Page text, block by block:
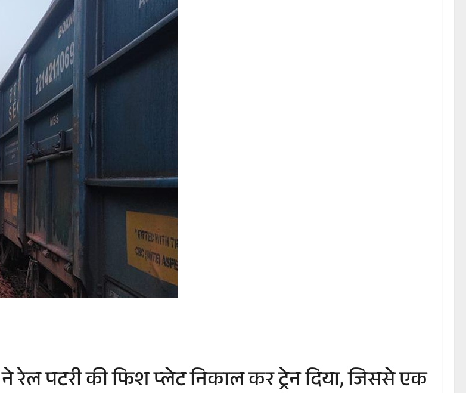
रेल पटरी की फिश प्लेट निकाल कर ट्रेन दिया, जिससे एक